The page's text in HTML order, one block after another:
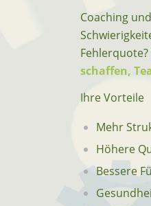
Coaching
schaffen,
Ihre Vorteile
Mehr
Höhere
Bessere